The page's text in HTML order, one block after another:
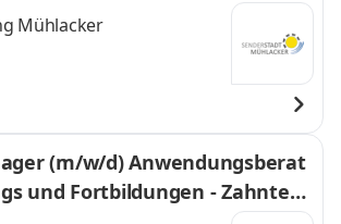
Mühlacker
(m/w/d) Anwendungsberat
und Fortbildungen - Zahntech